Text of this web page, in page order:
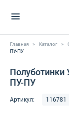
Главная > Каталог >
ПУ-ПУ
ПУ-ПУ
Артикул: 116781